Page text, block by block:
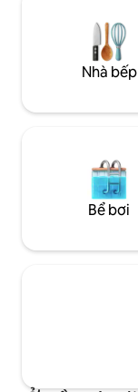
ấm áp để kết nối
yếu, nghỉ ngơi từ
hưởng thời gian
trường yên tĩnh và
Nhà bếp
Bể bơi